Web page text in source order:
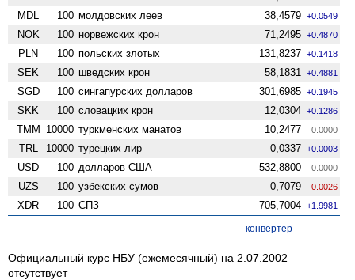
MDL 100 молдовских леев 38,4579 +0.0549
NOK 100 норвежских крон 71,2495 +0.4870
PLN 100 польских злотых 131,8237 +0.1418
SEK 100 шведских крон 58,1831 +0.4881
SGD 100 сингапурских долларов 301,6985 +0.1945
SKK 100 словацких крон 12,0304 +0.1286
TMM 10000 туркменских манатов 10,2477 0.0000
TRL 10000 турецких лир 0,0337 +0.0003
USD 100 долларов США 532,8800 0.0000
UZS 100 узбекских сумов 0,7079 -0.0026
XDR 100 СПЗ 705,7004 +1.9981
конвертер
Официальный курс НБУ (ежемесячный) на 2.07.2002
отсутствует